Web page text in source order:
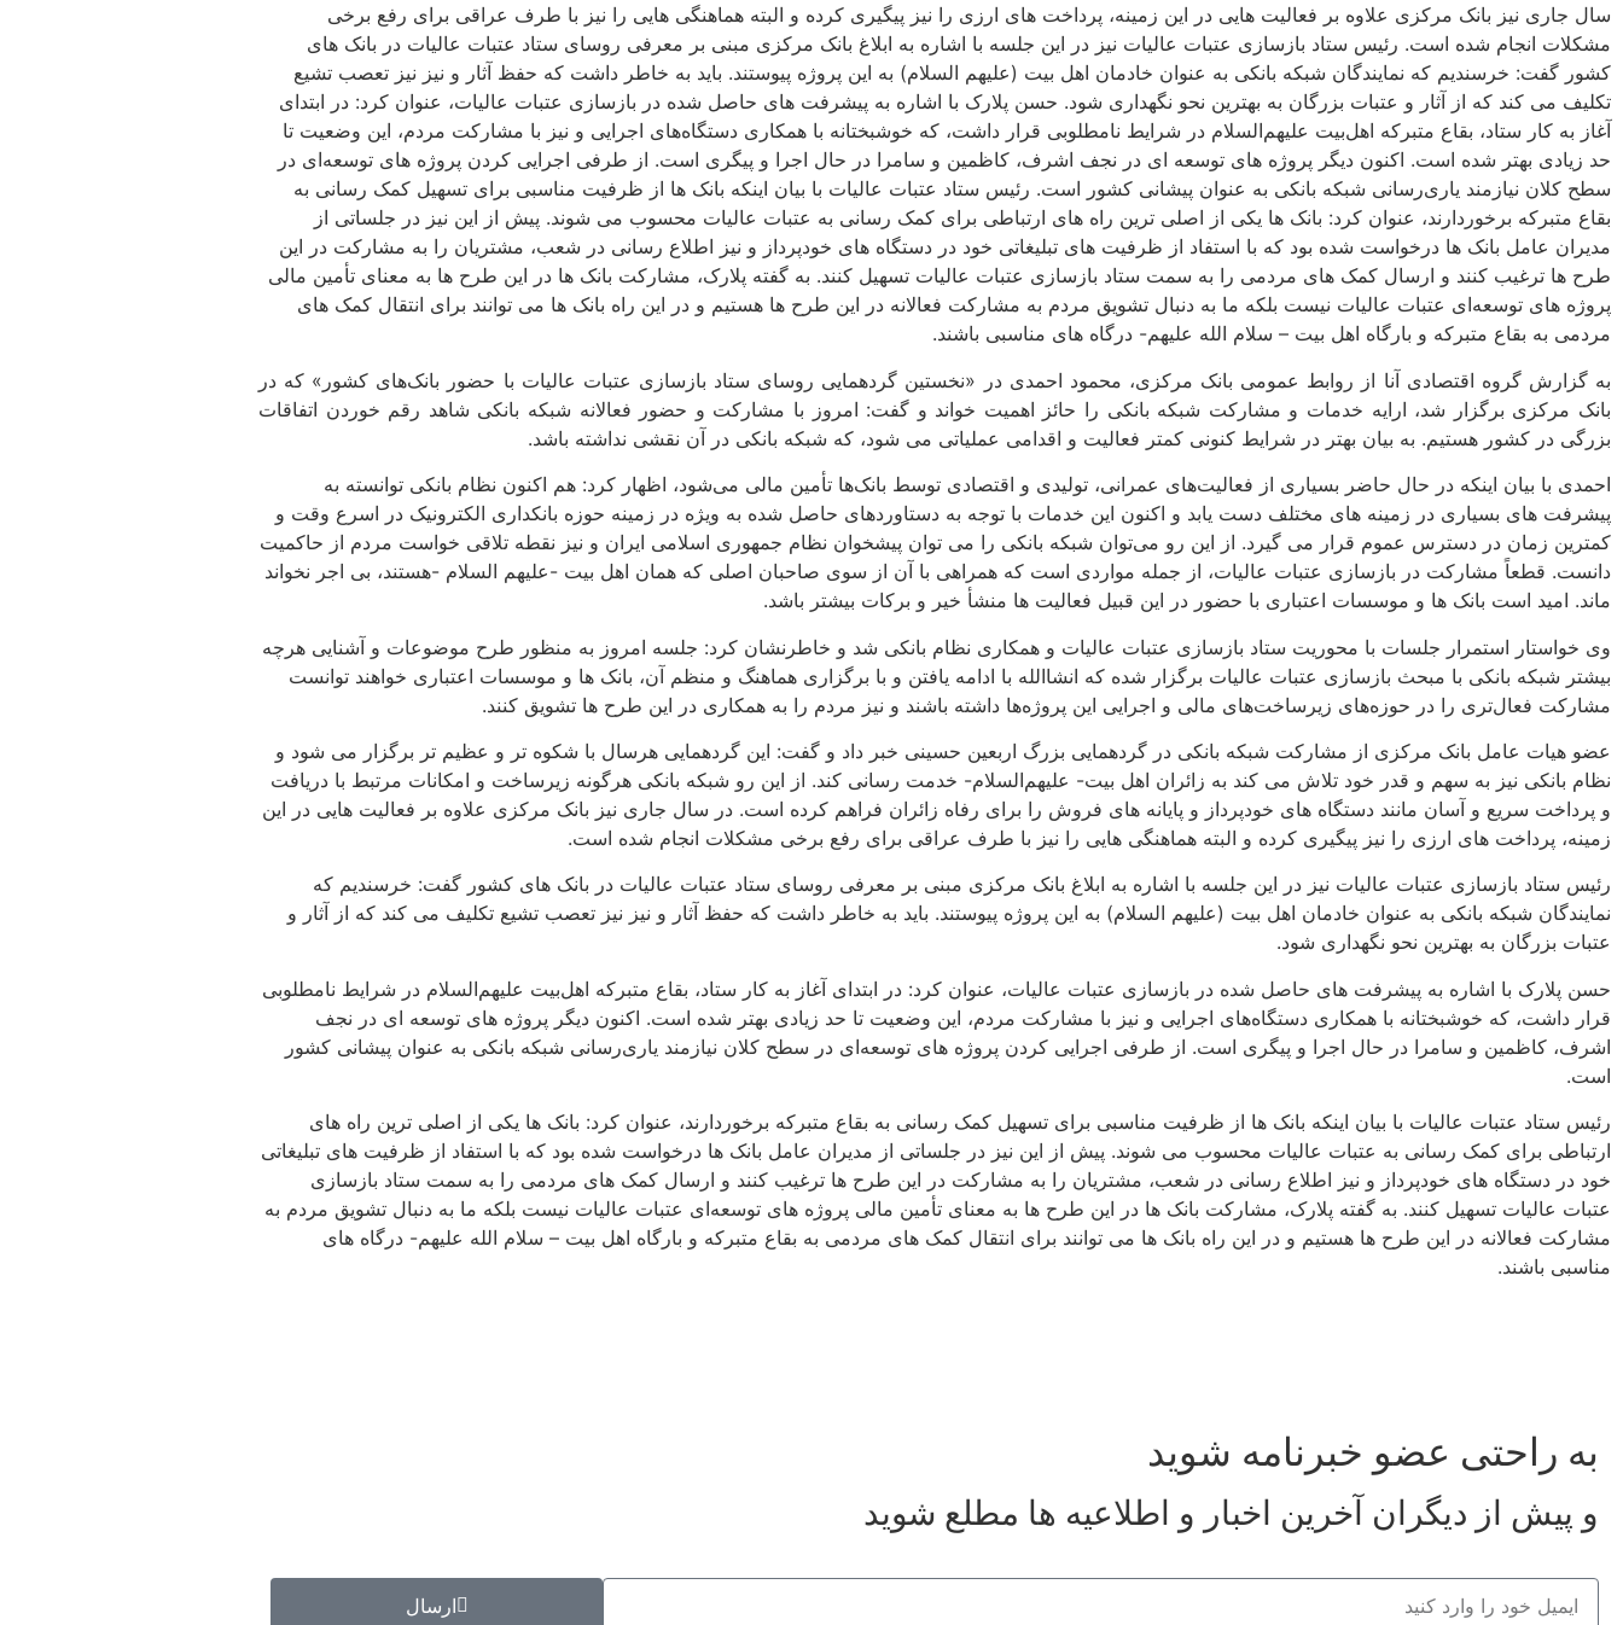
سال جاری نیز بانک مرکزی علاوه بر فعالیت هایی در این زمینه، پرداخت های ارزی را نیز پیگیری کرده و البته هماهنگی هایی را نیز با طرف عراقی برای رفع برخی
مشکلات انجام شده است. رئیس ستاد بازسازی عتبات عالیات نیز در این جلسه با اشاره به ابلاغ بانک مرکزی مبنی بر معرفی روسای ستاد عتبات عالیات در بانک های
کشور گفت: خرسندیم که نمایندگان شبکه بانکی به عنوان خادمان اهل بیت (علیهم السلام) به این پروژه پیوستند. باید به خاطر داشت که حفظ آثار و نیز نیز تعصب تشیع
تکلیف می کند که از آثار و عتبات بزرگان به بهترین نحو نگهداری شود. حسن پلارک با اشاره به پیشرفت های حاصل شده در بازسازی عتبات عالیات، عنوان کرد: در ابتدای
آغاز به کار ستاد، بقاع متبرکه اهل‌بیت علیهم‌السلام در شرایط نامطلوبی قرار داشت، که خوشبختانه با همکاری دستگاه‌های اجرایی و نیز با مشارکت مردم، این وضعیت تا
حد زیادی بهتر شده است. اکنون دیگر پروژه های توسعه ای در نجف اشرف، کاظمین و سامرا در حال اجرا و پیگری است. از طرفی اجرایی کردن پروژه های توسعه‌ای در
سطح کلان نیازمند یاری‌رسانی شبکه بانکی به عنوان پیشانی کشور است. رئیس ستاد عتبات عالیات با بیان اینکه بانک ها از ظرفیت مناسبی برای تسهیل کمک رسانی به
بقاع متبرکه برخوردارند، عنوان کرد: بانک ها یکی از اصلی ترین راه های ارتباطی برای کمک رسانی به عتبات عالیات محسوب می شوند. پیش از این نیز در جلساتی از
مدیران عامل بانک ها درخواست شده بود که با استفاد از ظرفیت های تبلیغاتی خود در دستگاه های خودپرداز و نیز اطلاع رسانی در شعب، مشتریان را به مشارکت در این
طرح ها ترغیب کنند و ارسال کمک های مردمی را به سمت ستاد بازسازی عتبات عالیات تسهیل کنند. به گفته پلارک، مشارکت بانک ها در این طرح ها به معنای تأمین مالی
پروژه های توسعه‌ای عتبات عالیات نیست بلکه ما به دنبال تشویق مردم به مشارکت فعالانه در این طرح ها هستیم و در این راه بانک ها می توانند برای انتقال کمک های
مردمی به بقاع متبرکه و بارگاه اهل بیت – سلام الله علیهم- درگاه های مناسبی باشند.
به گزارش گروه اقتصادی آنا از روابط عمومی بانک مرکزی، محمود احمدی در «نخستین گردهمایی روسای ستاد بازسازی عتبات عالیات با حضور بانک‌های کشور» که در
بانک مرکزی برگزار شد، ارایه خدمات و مشارکت شبکه بانکی را حائز اهمیت خواند و گفت: امروز با مشارکت و حضور فعالانه شبکه بانکی شاهد رقم خوردن اتفاقات
بزرگی در کشور هستیم. به بیان بهتر در شرایط کنونی کمتر فعالیت و اقدامی عملیاتی می شود، که شبکه بانکی در آن نقشی نداشته باشد.
احمدی با بیان اینکه در حال حاضر بسیاری از فعالیت‌های عمرانی، تولیدی و اقتصادی توسط بانک‌ها تأمین مالی می‌شود، اظهار کرد: هم اکنون نظام بانکی توانسته به
پیشرفت های بسیاری در زمینه های مختلف دست یابد و اکنون این خدمات با توجه به دستاوردهای حاصل شده به ویژه در زمینه حوزه بانکداری الکترونیک در اسرع وقت و
کمترین زمان در دسترس عموم قرار می گیرد. از این رو می‌توان شبکه بانکی را می توان پیشخوان نظام جمهوری اسلامی ایران و نیز نقطه تلاقی خواست مردم از حاکمیت
دانست. قطعاً مشارکت در بازسازی عتبات عالیات، از جمله مواردی است که همراهی با آن از سوی صاحبان اصلی که همان اهل بیت -علیهم السلام -هستند، بی اجر نخواند
ماند. امید است بانک ها و موسسات اعتباری با حضور در این قبیل فعالیت ها منشأ خیر و برکات بیشتر باشد.
وی خواستار استمرار جلسات با محوریت ستاد بازسازی عتبات عالیات و همکاری نظام بانکی شد و خاطرنشان کرد: جلسه امروز به منظور طرح موضوعات و آشنایی هرچه
بیشتر شبکه بانکی با مبحث بازسازی عتبات عالیات برگزار شده که انشاالله با ادامه یافتن و با برگزاری هماهنگ و منظم آن، بانک ها و موسسات اعتباری خواهند توانست
مشارکت فعال‌تری را در حوزه‌های زیرساخت‌های مالی و اجرایی این پروژه‌ها داشته باشند و نیز مردم را به همکاری در این طرح ها تشویق کنند.
عضو هیات عامل بانک مرکزی از مشارکت شبکه بانکی در گردهمایی بزرگ اربعین حسینی خبر داد و گفت: این گردهمایی هرسال با شکوه تر و عظیم تر برگزار می شود و
نظام بانکی نیز به سهم و قدر خود تلاش می کند به زائران اهل بیت- علیهم‌السلام- خدمت رسانی کند. از این رو شبکه بانکی هرگونه زیرساخت و امکانات مرتبط با دریافت
و پرداخت سریع و آسان مانند دستگاه های خودپرداز و پایانه های فروش را برای رفاه زائران فراهم کرده است. در سال جاری نیز بانک مرکزی علاوه بر فعالیت هایی در این
زمینه، پرداخت های ارزی را نیز پیگیری کرده و البته هماهنگی هایی را نیز با طرف عراقی برای رفع برخی مشکلات انجام شده است.
رئیس ستاد بازسازی عتبات عالیات نیز در این جلسه با اشاره به ابلاغ بانک مرکزی مبنی بر معرفی روسای ستاد عتبات عالیات در بانک های کشور گفت: خرسندیم که
نمایندگان شبکه بانکی به عنوان خادمان اهل بیت (علیهم السلام) به این پروژه پیوستند. باید به خاطر داشت که حفظ آثار و نیز نیز تعصب تشیع تکلیف می کند که از آثار و
عتبات بزرگان به بهترین نحو نگهداری شود.
حسن پلارک با اشاره به پیشرفت های حاصل شده در بازسازی عتبات عالیات، عنوان کرد: در ابتدای آغاز به کار ستاد، بقاع متبرکه اهل‌بیت علیهم‌السلام در شرایط نامطلوبی
قرار داشت، که خوشبختانه با همکاری دستگاه‌های اجرایی و نیز با مشارکت مردم، این وضعیت تا حد زیادی بهتر شده است. اکنون دیگر پروژه های توسعه ای در نجف
اشرف، کاظمین و سامرا در حال اجرا و پیگری است. از طرفی اجرایی کردن پروژه های توسعه‌ای در سطح کلان نیازمند یاری‌رسانی شبکه بانکی به عنوان پیشانی کشور
است.
رئیس ستاد عتبات عالیات با بیان اینکه بانک ها از ظرفیت مناسبی برای تسهیل کمک رسانی به بقاع متبرکه برخوردارند، عنوان کرد: بانک ها یکی از اصلی ترین راه های
ارتباطی برای کمک رسانی به عتبات عالیات محسوب می شوند. پیش از این نیز در جلساتی از مدیران عامل بانک ها درخواست شده بود که با استفاد از ظرفیت های تبلیغاتی
خود در دستگاه های خودپرداز و نیز اطلاع رسانی در شعب، مشتریان را به مشارکت در این طرح ها ترغیب کنند و ارسال کمک های مردمی را به سمت ستاد بازسازی
عتبات عالیات تسهیل کنند. به گفته پلارک، مشارکت بانک ها در این طرح ها به معنای تأمین مالی پروژه های توسعه‌ای عتبات عالیات نیست بلکه ما به دنبال تشویق مردم به
مشارکت فعالانه در این طرح ها هستیم و در این راه بانک ها می توانند برای انتقال کمک های مردمی به بقاع متبرکه و بارگاه اهل بیت – سلام الله علیهم- درگاه های
مناسبی باشند.
به راحتی عضو خبرنامه شوید
و پیش از دیگران آخرین اخبار و اطلاعیه ها مطلع شوید
ارسال